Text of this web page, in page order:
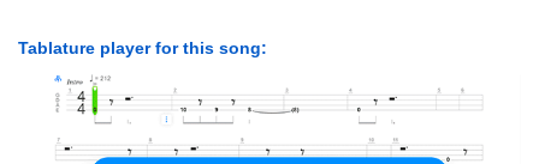
Tablature player for this song: